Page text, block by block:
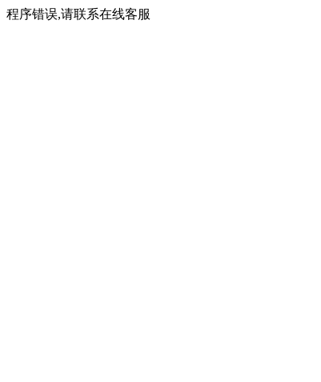
程序错误,请联系在线客服